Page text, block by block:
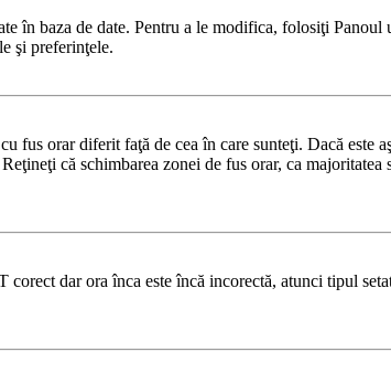
în baza de date. Pentru a le modifica, folosiţi
şi preferinţele.
fus orar diferit faţă de cea în care sunteţi. Dacă
că schimbarea zonei de fus orar, ca
dar ora înca este încă incorectă, atunci tipul